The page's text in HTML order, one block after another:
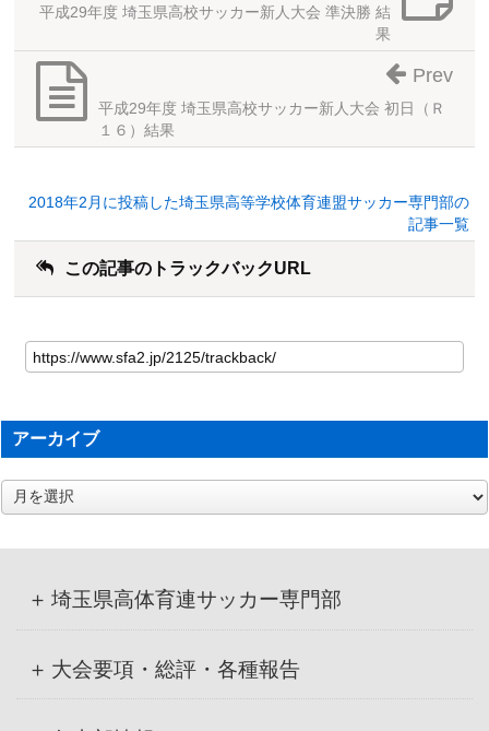
平成29年度 埼玉県高校サッカー新人大会 準決勝 結
果
平成29年度 埼玉県高校サッカー新人大会 初日（Ｒ
１６）結果
Prev
2018年2月に投稿した埼玉県高等学校体育連盟サッカー専門部の
記事一覧
この記事のトラックバックURL
アーカイブ
ア
ー
埼玉県高体育連サッカー専門部
大会要項・総評・各種報告